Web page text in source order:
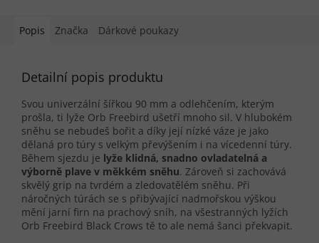
Popis Značka Dárkové poukazy
Detailní popis produktu
Svou univerzální šířkou 90 mm a odlehčením, kterým
prošla, ti lyže Orb Freebird ušetří mnoho sil. V hlubokém
sněhu se nebudeš bořit a díky její nízké váze je jako
dělaná pro túry s velkým převýšením i na vícedenní túry.
Během sjezdu je lyže klidná, snadno ovladatelná a
výborně plave v měkkém sněhu. Zároveň si zachovává
skvělý grip na tvrdém a zledovatělém sněhu. Při
náročných túrách se s přibývající nadmořskou výškou
mění jarní firn na prachový sníh, na všestranných lyžích
Orb Freebird Black Crows tě to ale nemá šanci překvapit.